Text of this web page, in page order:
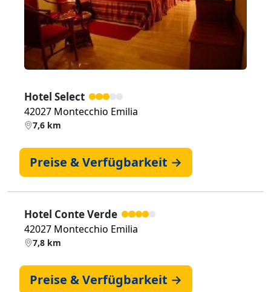
Hotel Select
42027 Montecchio Emilia
7,6 km
Preise & Verfügbarkeit →
Hotel Conte Verde
42027 Montecchio Emilia
7,8 km
Preise & Verfügbarkeit →